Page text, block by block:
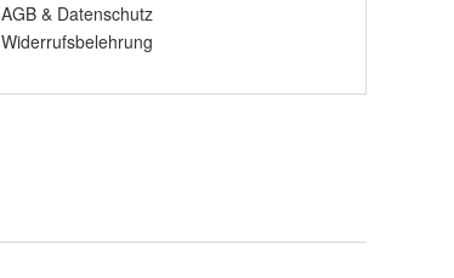
AGB & Datenschutz
Widerrufsbelehrung